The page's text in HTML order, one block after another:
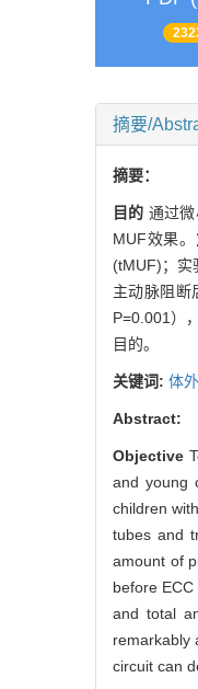
摘要/
摘要：
目的 通过
MUF效果。
(tMUF)；实
主动脉阻断
P=0.001）
目的。
关键词: 体
Abstract:
Objective
and young
children
tubes and
amount of
before
and total
remarkably
circuit can